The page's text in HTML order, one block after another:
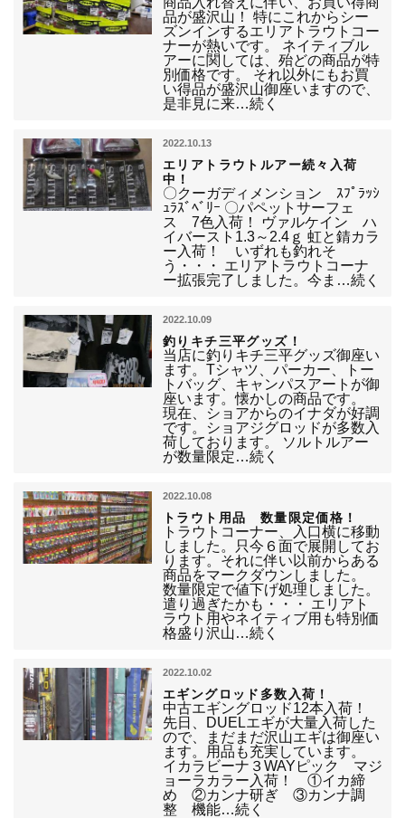
品が盛沢山！ 特にこれからシー
ズンインするエリアトラウトコー
ナーが熱いです。 ネイティブル
アーに関しては、殆どの商品が特
別価格です。 それ以外にもお買
い得品が盛沢山御座いますので、
是非見に来…続く
2022.10.13
エリアトラウトルアー続々入荷
中！
〇クーガディメンション ｽﾌﾟﾗｯｼ
ｭﾗｽﾞﾍﾞﾘｰ 〇パペットサーフェ
ス 7色入荷！ ヴァルケイン ハ
イバースト1.3～2.4ｇ 虹と錆カラ
ー入荷！ いずれも釣れそ
う・・・ エリアトラウトコーナ
ー拡張完了しました。今ま…続く
2022.10.09
釣りキチ三平グッズ！
当店に釣りキチ三平グッズ御座い
ます。Tシャツ、パーカー、トー
トバッグ、キャンパスアートが御
座います。懐かしの商品です。
現在、ショアからのイナダが好調
です。ショアジグロッドが多数入
荷しております。 ソルトルアー
が数量限定…続く
2022.10.08
トラウト用品 数量限定価格！
トラウトコーナー、入口横に移動
しました。只今６面で展開してお
ります。それに伴い以前からある
商品をマークダウンしました。
数量限定で値下げ処理しました。
遣り過ぎたかも・・・ エリアト
ラウト用やネイティブ用も特別価
格盛り沢山…続く
2022.10.02
エギングロッド多数入荷！
中古エギングロッド12本入荷！
先日、DUELエギが大量入荷した
ので、まだまだ沢山エギは御座い
ます。用品も充実しています。
イカラビーナ３WAYピック マジ
ョーラカラー入荷！ ①イカ締
め ②カンナ研ぎ ③カンナ調
整 機能…続く